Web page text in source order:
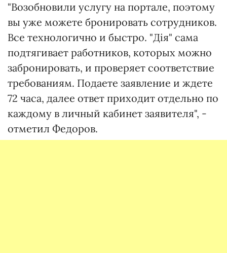
"Возобновили услугу на портале, поэтому
вы уже можете бронировать сотрудников.
Все технологично и быстро. "Дія" сама
подтягивает работников, которых можно
забронировать, и проверяет соответствие
требованиям. Подаете заявление и ждете
72 часа, далее ответ приходит отдельно по
каждому в личный кабинет заявителя", -
отметил Федоров.